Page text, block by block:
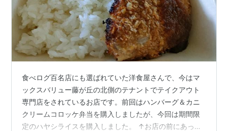
食べログ百名店にも選ばれていた洋食屋さんで、今はマ
ックスバリュー藤が丘の北側のテナントでテイクアウト
専門店をされているお店です。前回はハンバーグ＆カニ
クリームコロッケ弁当を購入しましたが、今回は期間限
定のハヤシライスを購入しました。 ↑お店の前にあった